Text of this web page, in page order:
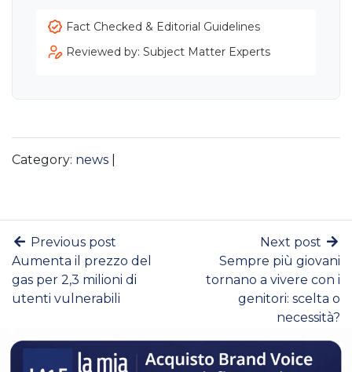
Fact Checked & Editorial Guidelines
Reviewed by: Subject Matter Experts
Category: news
Previous post
Aumenta il prezzo del
gas per 2,3 milioni di
utenti vulnerabili
Next post
Sempre più giovani
tornano a vivere con i
genitori: scelta o
necessità?